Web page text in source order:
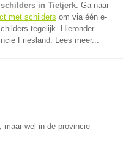
schilders in Tietjerk. Ga naar
met schilders om via één e-
tegelijk. Hieronder
Friesland. Lees meer...
maar wel in de provincie